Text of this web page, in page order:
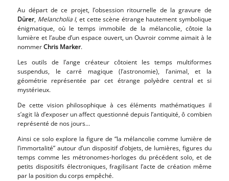
Au départ de ce projet, l’obsession ritournelle de la gravure de
Dürer, Melancholia I, et cette scène étrange hautement symbolique
énigmatique, où le temps immobile de la mélancolie, côtoie la
lumière et l’aube d’un espace ouvert, un Ouvroir comme aimait à le
nommerChris Marker.
Les outils de l’ange créateur côtoient les temps multiformes
suspendus, le carré magique (l’astronomie), l’animal, et la
géométrie représentée par cet étrange polyèdre central et si
mystérieux.
De cette vision philosophique à ces éléments mathématiques il
s’agit là d’exposer un affect questionné depuis l’antiquité, ô combien
représenté de nos jours…
Ainsi ce solo explore la figure de “la mélancolie comme lumière de
l’immortalité” autour d’un dispositif d’objets, de lumières, figures du
temps comme les métronomes-horloges du précédent solo, et de
petits dispositifs électroniques, fragilisant l’acte de création même
par la position du corps empêché.